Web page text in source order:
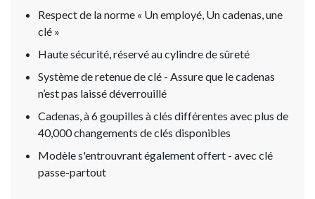
Respect de la norme « Un employé, Un cadenas, une
clé »
Haute sécurité, réservé au cylindre de sûreté
Système de retenue de clé - Assure que le cadenas
n’est pas laissé déverrouillé
Cadenas, à 6 goupilles à clés différentes avec plus de
40,000 changements de clés disponibles
Modèle s'entrouvrant également offert - avec clé
passe-partout